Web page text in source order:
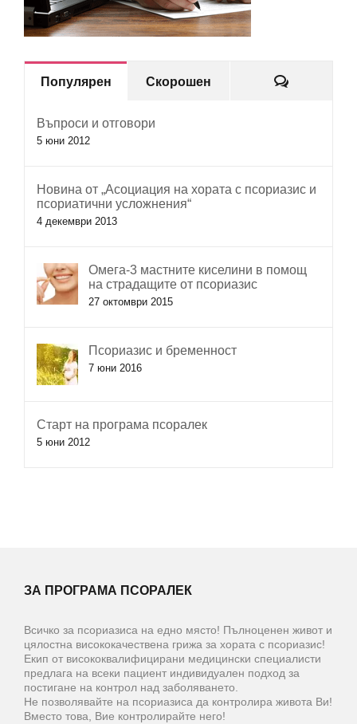
Популярен Скорошен Коментари
Въпроси и отговори
5 юни 2012
Новина от „Асоциация на хората с псориазис и
псориатични усложнения“
4 декември 2013
Омега-3 мастните киселини в помощ
на страдащите от псориазис
27 октомври 2015
Псориазис и бременност
7 юни 2016
Старт на програма псоралек
5 юни 2012
ЗА ПРОГРАМА ПСОРАЛЕК
Всичко за псориазиса на едно място! Пълноценен живот и
цялостна висококачествена грижа за хората с псориазис!
Екип от висококвалифицирани медицински специалисти
предлага на всеки пациент индивидуален подход за
постигане на контрол над заболяването.
Не позволявайте на псориазиса да контролира живота Ви!
Вместо това, Вие контролирайте него!